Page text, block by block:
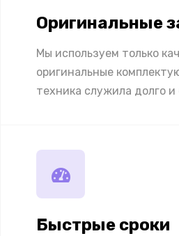
Оригинальные
Мы используем только
оригинальные
техника служила долго и
Быстрые сроки